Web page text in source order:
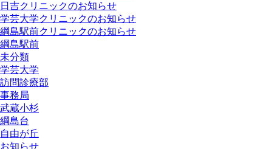
日吉クリニックのお知らせ
学芸大学クリニックのお知らせ
綱島駅前クリニックのお知らせ
綱島駅前
未分類
学芸大学
訪問診療部
事務局
武蔵小杉
綱島台
自由が丘
お知らせ